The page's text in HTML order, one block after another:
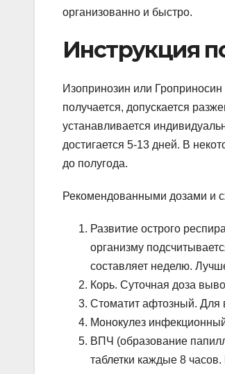
организованно и быстро.
Инструкция
Изопринозин или
получается, допускается
устанавливается
достигается 5-13 дней. В
до полугода.
Рекомендованными дозами и
Развитие острого
организму
составляет неделю.
Корь. Суточная доза
Стоматит афтозный. Для
Монокулез
ВПЧ (образование
таблетки каждые 8